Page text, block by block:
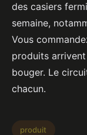
des casiers
semaine,
Vous
produits
bouger. Le
chacun.
produit